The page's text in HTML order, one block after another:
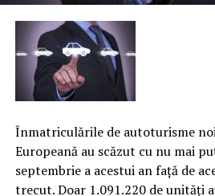
Înmatriculările de autoturisme
Europeană au scăzut cu nu mai
septembrie a acestui an faţă de
trecut. Doar 1.091.220 de unităţi